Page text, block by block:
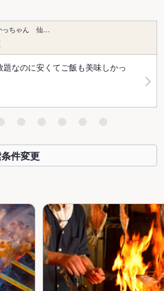
ちゃん 仙…
なのに安くてご飯も美味しかっ
件変更